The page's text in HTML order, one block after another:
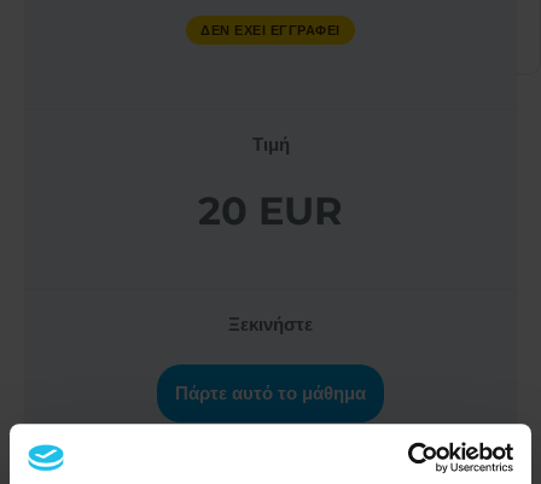
ΔΕΝ ΕΓΓΡΑΦΕΤΑΙ
ΔΕΝ ΈΧΕΙ ΕΓΓΡΑΦΕΊ
Τιμή
20 EUR
Ξεκινήστε
Πάρτε αυτό το μάθημα